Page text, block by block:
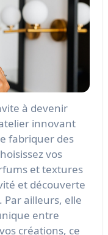
à devenir
innovant
fabriquer des
vos
et textures
et découverte
ailleurs, elle
entre
créations, ce